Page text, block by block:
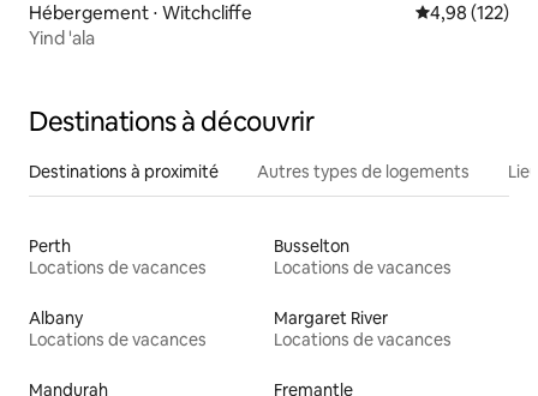
Hébergement ⋅ Witchcliffe Évaluation
4,98 (122)
Yind 'ala
Destinations à découvrir
Destinations à proximité Autres types de logements
Perth
Locations de vacances
Busselton
Locations de vacances
Albany
Locations de vacances
Margaret River
Locations de vacances
Mandurah Fremantle